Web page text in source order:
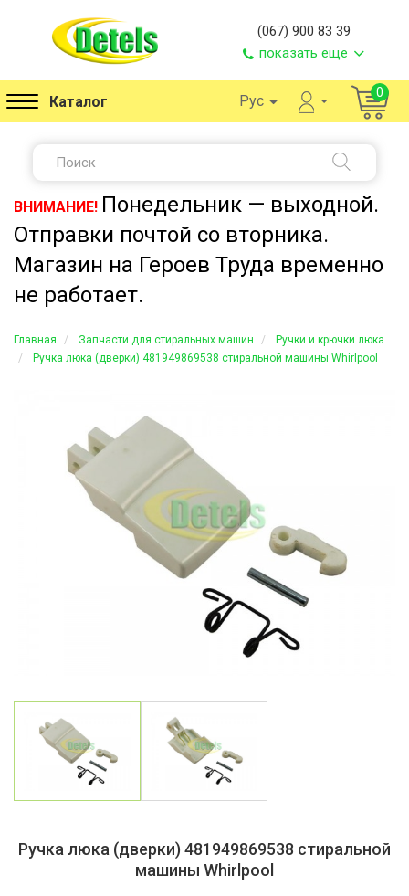
(067) 900 83 39
показать еще
Каталог Рус 0
ВНИМАНИЕ! Понедельник — выходной.
Отправки почтой со вторника.
Магазин на Героев Труда временно
не работает.
Главная Запчасти для стиральных машин
Ручки и крючки люка
Ручка люка (дверки) 481949869538 стиральной машины Whirlpool
Ручка люка (дверки) 481949869538 стиральной
машины Whirlpool